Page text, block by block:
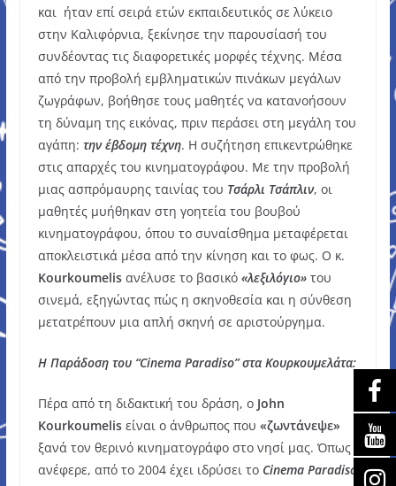
και ήταν επί σειρά ετών εκπαιδευτικός σε λύκειο
στην Καλιφόρνια, ξεκίνησε την παρουσίασή του
συνδέοντας τις διαφορετικές μορφές τέχνης. Μέσα
από την προβολή εμβληματικών πινάκων μεγάλων
ζωγράφων, βοήθησε τους μαθητές να κατανοήσουν
τη δύναμη της εικόνας, πριν περάσει στη μεγάλη του
αγάπη: την έβδομη τέχνη. Η συζήτηση επικεντρώθηκε
στις απαρχές του κινηματογράφου. Με την προβολή
μιας ασπρόμαυρης ταινίας του Τσάρλι Τσάπλιν, οι
μαθητές μυήθηκαν στη γοητεία του βουβού
κινηματογράφου, όπου το συναίσθημα μεταφέρεται
αποκλειστικά μέσα από την κίνηση και το φως. Ο κ.
Kourkoumelisανέλυσε το βασικό «λεξιλόγιο»του
σινεμά, εξηγώντας πώς η σκηνοθεσία και η σύνθεση
μετατρέπουν μια απλή σκηνή σε αριστούργημα.
Η Παράδοση του “Cinema Paradiso” στα Κουρκουμελάτα:
Πέρα από τη διδακτική του δράση, ο John
Kourkoumelisείναι ο άνθρωπος που «ζωντάνεψε»
ξανά τον θερινό κινηματογράφο στο νησί μας. Όπως
ανέφερε, από το 2004 έχει ιδρύσει το Cinema Paradiso